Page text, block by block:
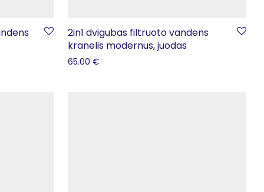
2in1 dvigubas filtruoto vandens
kranelis modernus, juodas
65.00 €